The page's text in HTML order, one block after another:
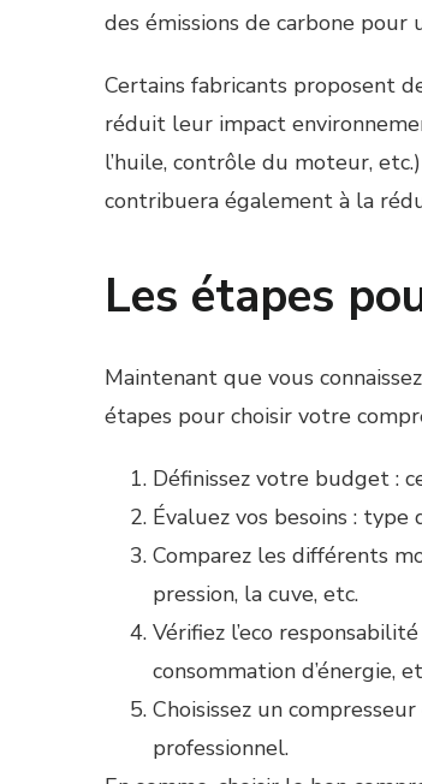
des émissions de carbone
Certains fabricants proposent
réduit leur impact
l’huile, contrôle du moteur,
contribuera également à la
Les étapes
Maintenant que vous
étapes pour choisir votre
Définissez votre budget :
Évaluez vos besoins :
Comparez les différents
pression, la cuve, etc.
Vérifiez l’eco
consommation d’énergie,
Choisissez un
professionnel.